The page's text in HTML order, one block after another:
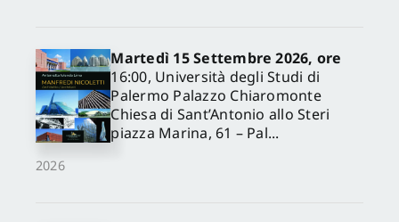
2026
Martedì 15 Settembre 2026, ore
16:00, Università degli Studi di
Palermo Palazzo Chiaromonte
Chiesa di Sant’Antonio allo Steri
piazza Marina, 61 – Pal...